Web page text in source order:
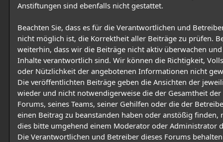
Anstiftungen sind ebenfalls nicht gestattet.
Beachten Sie, dass es für die Verantwortlichen und
nicht möglich ist, die Korrektheit aller Beiträge zu prüfen.
weiterhin, dass wir die Beiträge nicht aktiv überwachen
Inhalte verantwortlich sind. Wir können die Richtigkeit,
oder Nützlichkeit der angebotenen Informationen nicht
Die veröffentlichten Beiträge geben die Ansichten der
wieder und nicht notwendigerweise die der Gesamtheit der
Forums, seines Teams, seiner Gehilfen oder die der
einen Beitrag zu beanstanden haben oder anstößig finden,
dies bitte umgehend einem Moderator oder Administrator
Die Verantwortlichen und Betreiber dieses Forums